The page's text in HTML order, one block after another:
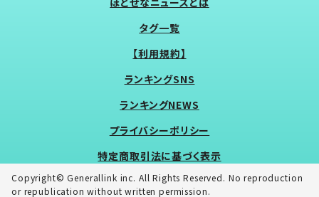
タグ一覧
【利用規約】
ランキングSNS
ランキングNEWS
プライバシーポリシー
特定商取引法に基づく表示
Copyright© Generallink inc. All Rights Reserved. No reproduction
or republication without written permission.